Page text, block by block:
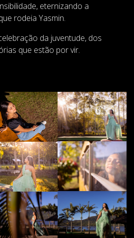
eternizando a
rodeia Yasmin.
da juventude, dos
que estão por vir.